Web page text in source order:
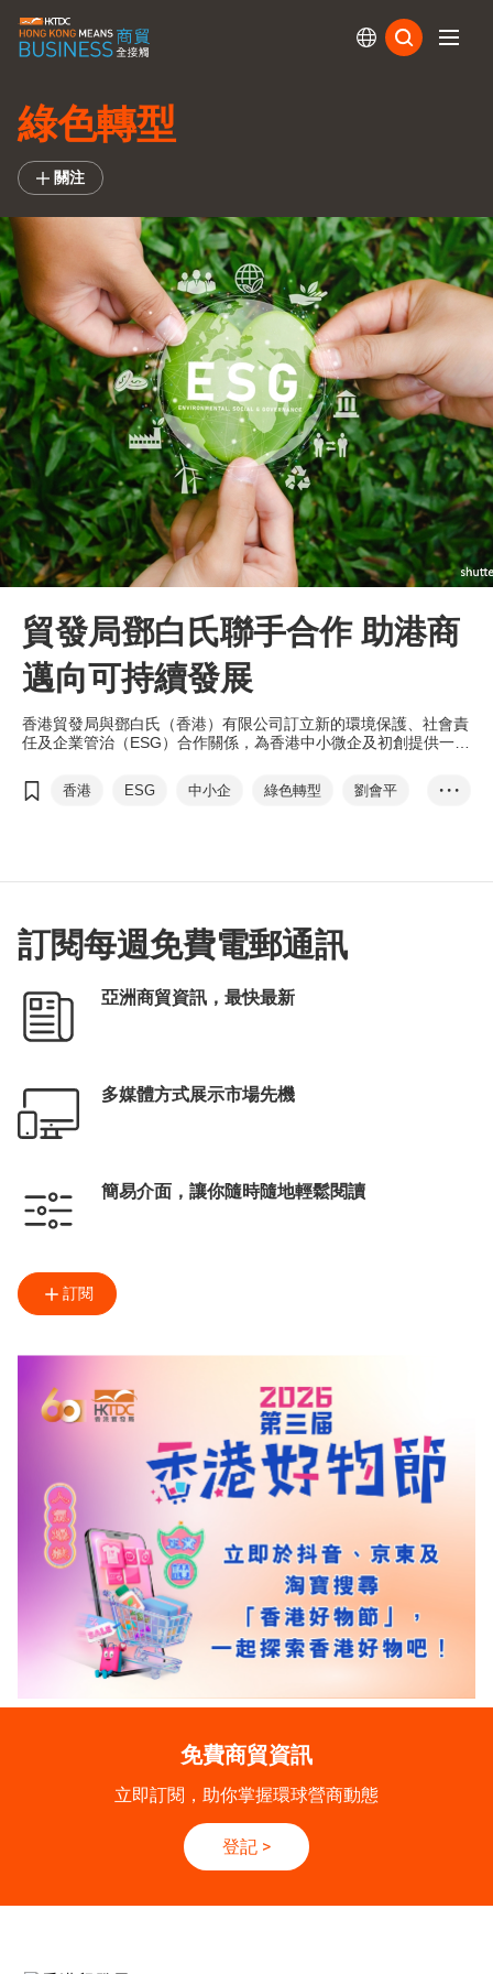
綠色轉型
關注
貿發局鄧白氏聯手合作 助港商
邁向可持續發展
香港貿發局與鄧白氏（香港）有限公司訂立新的環境保護、社會責
任及企業管治（ESG）合作關係，為香港中小微企及初創提供一套
香港 ESG 中小企 綠色轉型
劉會平
• • •
訂閱每週免費電郵通訊
亞洲商貿資訊，最快最新
多媒體方式展示市場先機
簡易介面，讓你隨時隨地輕鬆閱讀
訂閱
免費商貿資訊
立即訂閱，助你掌握環球營商動態
登記 >